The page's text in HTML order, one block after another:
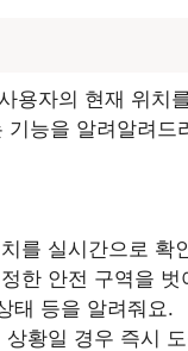
용자의 현재 위
능을 알려알려
를 실시간으로 확
한 안전 구역을
태 등을 알려줘요.
상황일 경우 즉시